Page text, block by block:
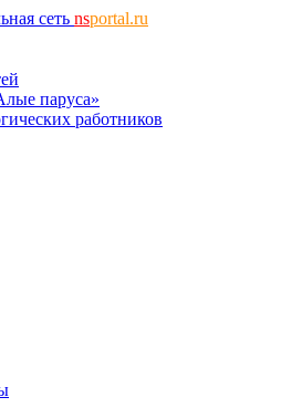
сеть nsportal.ru
паруса»
работников